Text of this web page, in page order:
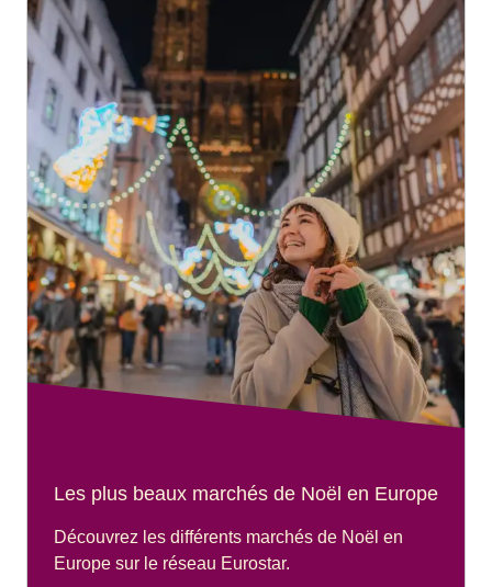
Les plus beaux marchés de Noël en Europe
Découvrez les différents marchés de Noël en
Europe sur le réseau Eurostar.